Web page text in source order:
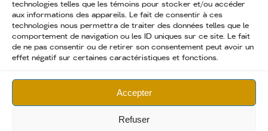
technologies telles que les témoins pour stocker et/ou accéder
aux informations des appareils. Le fait de consentir à ces
technologies nous permettra de traiter des données telles que le
comportement de navigation ou les ID uniques sur ce site. Le fait
de ne pas consentir ou de retirer son consentement peut avoir un
effet négatif sur certaines caractéristiques et fonctions.
Accepter
Refuser
© Groupe Héritage 2026. Tous droits réservés. Conception
web / Hekka Design Multimédia
RBQ : 5741-7479-01